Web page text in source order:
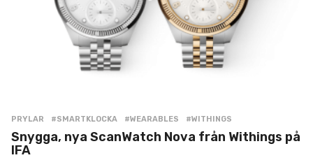
PRYLAR #SMARTKLOCKA ,#WEARABLES ,#WITHINGS
Snygga, nya ScanWatch Nova från Withings på
IFA